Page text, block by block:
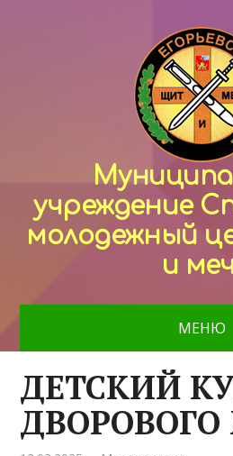
учреждение
молодежный
и
МЕНЮ
ДЕТСКИЙ
ДВОРОВОГО